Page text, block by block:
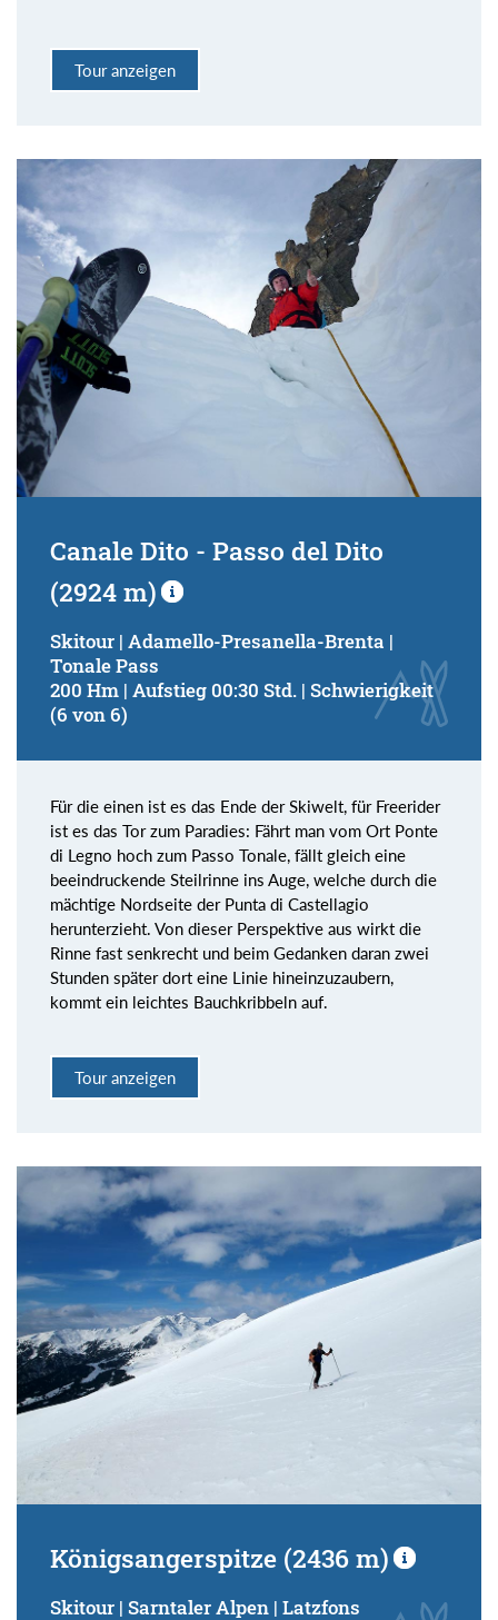
Tour anzeigen
Canale Dito - Passo del Dito
(2924 m)
Skitour | Adamello-Presanella-Brenta |
Tonale Pass
200 Hm | Aufstieg 00:30 Std. | Schwierigkeit
(6 von 6)
Für die einen ist es das Ende der Skiwelt, für Freerider
ist es das Tor zum Paradies: Fährt man vom Ort Ponte
di Legno hoch zum Passo Tonale, fällt gleich eine
beeindruckende Steilrinne ins Auge, welche durch die
mächtige Nordseite der Punta di Castellagio
herunterzieht. Von dieser Perspektive aus wirkt die
Rinne fast senkrecht und beim Gedanken daran zwei
Stunden später dort eine Linie hineinzuzaubern,
kommt ein leichtes Bauchkribbeln auf.
Tour anzeigen
Königsangerspitze (2436 m)
Skitour | Sarntaler Alpen | Latzfons